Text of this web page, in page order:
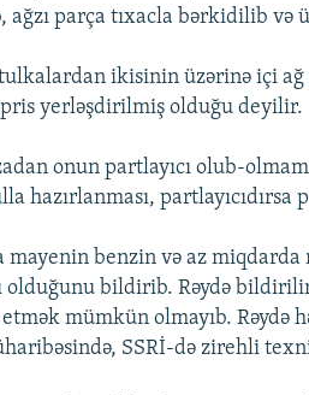
ağzı parça tıxacla bərkidilib və
ikisinin üzərinə içi
yerləşdirilmiş olduğu deyilir.
onun partlayıcı olub-
hazırlanması,
mayenin benzin və az
olduğunu bildirib. Rəydə
mümkün olmayıb.
SSRİ-də zirehli